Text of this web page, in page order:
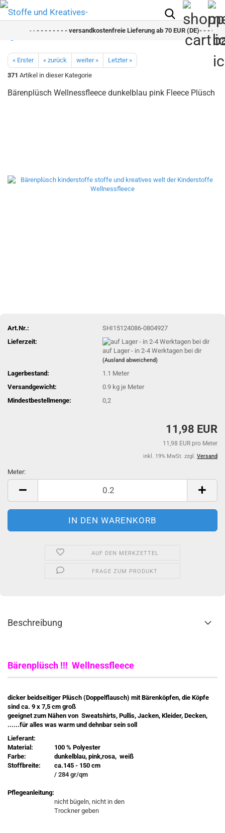
- - - - - - - - versandkostenfreie Lieferung ab 70 EUR (DE)- - - - - -
« Erster « zurück weiter »
Letzter »
371 Artikel in dieser Kategorie
Bärenplüsch Wellnessfleece dunkelblau pink Fleece Plüsch
Art.Nr.:
SHI15124086-0804927
Lieferzeit:
auf Lager - in 2-4 Werktagen bei dir
(Ausland abweichend)
Lagerbestand: 1.1 Meter
Versandgewicht:
0.9 kg je Meter
Mindestbestellmenge:
0,2
11,98 EUR
11,98 EUR pro Meter
inkl. 19% MwSt. zzgl. Versand
Meter:
Meter
AUF DEN MERKZETTEL
FRAGE ZUM PRODUKT
Beschreibung
Bärenplüsch !!! Wellnessfleece
dicker beidseitiger Plüsch (Doppelflausch) mit Bärenköpfen, die Köpfe
sind ca. 9 x 7,5 cm groß
geeignet zum Nähen von Sweatshirts, Pullis, Jacken, Kleider, Decken,
......für alles was warm und dehnbar sein soll
Lieferant:
Material:
100 % Polyester
Farbe:
dunkelblau, pink,rosa, weiß
Stoffbreite:
ca.145 - 150 cm
/ 284 gr/qm
Pflegeanleitung:
nicht bügeln, nicht in den
Trockner geben